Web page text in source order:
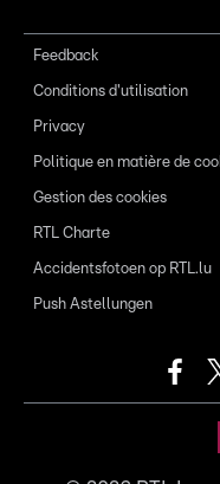
Feedback
Conditions d'utilisation
Privacy
Politique en matière de
Gestion des cookies
RTL Charte
Accidentsfotoen op RTL.lu
Push Astellungen